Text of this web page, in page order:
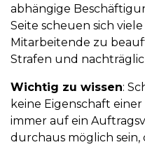
abhängige
Seite scheuen sich
Mitarbeitende zu
Strafen und
Wichtig zu wissen:
keine Eigenschaft
immer auf ein
durchaus möglich sein,